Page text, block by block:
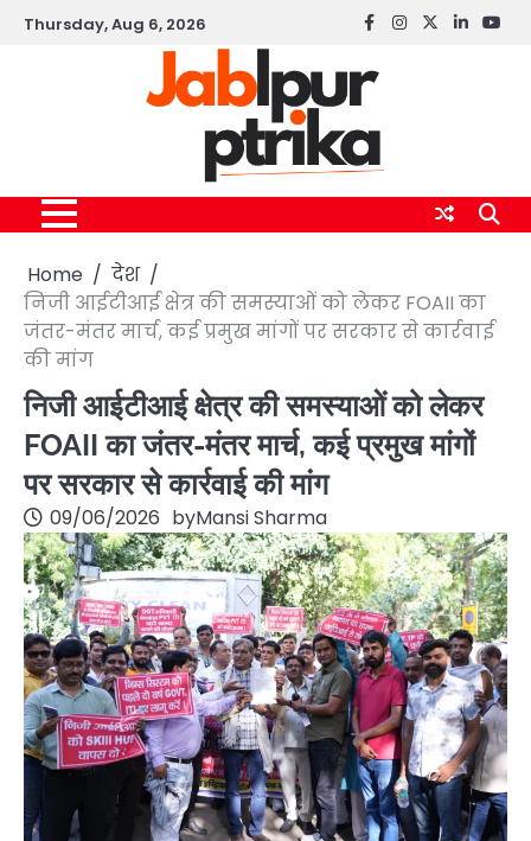
SkipThursday, Aug 6, 2026 Facebook
instagram
twitterlinkedin
Home
देश
निजी आईटीआई क्षेत्र की समस्याओं को लेकर FOAII का
जंतर-मंतर मार्च, कई प्रमुख मांगों पर सरकार से कार्रवाई
की मांग
निजी आईटीआई क्षेत्र की समस्याओं को लेकर
FOAII का जंतर-मंतर मार्च, कई प्रमुख मांगों
पर सरकार से कार्रवाई की मांग
09/06/2026 byMansi Sharma